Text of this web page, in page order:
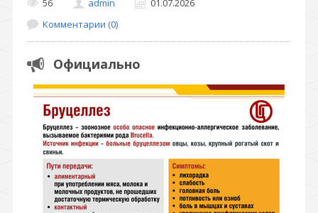
56 admin
01.07.2026
Комментарии (0)
Официально